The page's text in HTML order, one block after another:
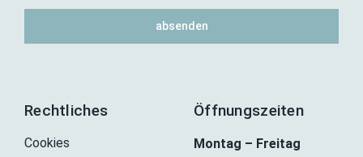
absenden
Rechtliches
Cookies
Öffnungszeiten
Montag – Freitag